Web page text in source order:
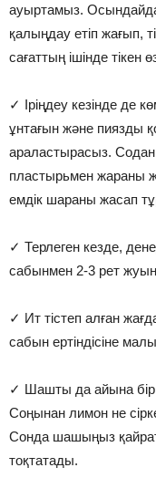
ауыртамыз.
қалыңдау етіп жағып,
сағаттың ішінде тікен
✓ Іріңдеу кезінде де
ұнтағын және пиязды
араластырасыз. Содан
пластырьмен жараны
емдік шараны жасап
✓ Терлеген кезде,
сабынмен 2-3 рет
✓ Ит тістеп алған
сабын ертіндісіне
✓ Шашты да айына бір
Соңынан лимон не
Сонда шашыңыз
тоқтатады.